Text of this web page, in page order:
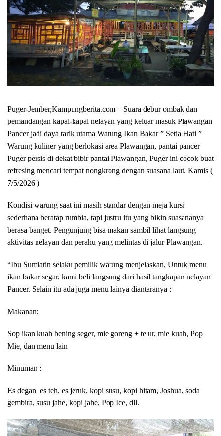
Puger-Jember,Kampungberita.com – Suara debur ombak dan
pemandangan kapal-kapal nelayan yang keluar masuk Plawangan
Pancer jadi daya tarik utama Warung Ikan Bakar ” Setia Hati ”
Warung kuliner yang berlokasi area Plawangan, pantai pancer
Puger persis di dekat bibir pantai Plawangan, Puger ini cocok buat
refresing mencari tempat nongkrong dengan suasana laut. Kamis (
7/5/2026 )
Kondisi warung saat ini masih standar dengan meja kursi
sederhana beratap rumbia, tapi justru itu yang bikin suasananya
berasa banget. Pengunjung bisa makan sambil lihat langsung
aktivitas nelayan dan perahu yang melintas di jalur Plawangan.
“Ibu Sumiatin selaku pemilik warung menjelaskan, Untuk menu
ikan bakar segar, kami beli langsung dari hasil tangkapan nelayan
Pancer. Selain itu ada juga menu lainya diantaranya :
Makanan:
Sop ikan kuah bening seger, mie goreng + telur, mie kuah, Pop
Mie, dan menu lain
Minuman :
Es degan, es teh, es jeruk, kopi susu, kopi hitam, Joshua, soda
gembira, susu jahe, kopi jahe, Pop Ice, dll.